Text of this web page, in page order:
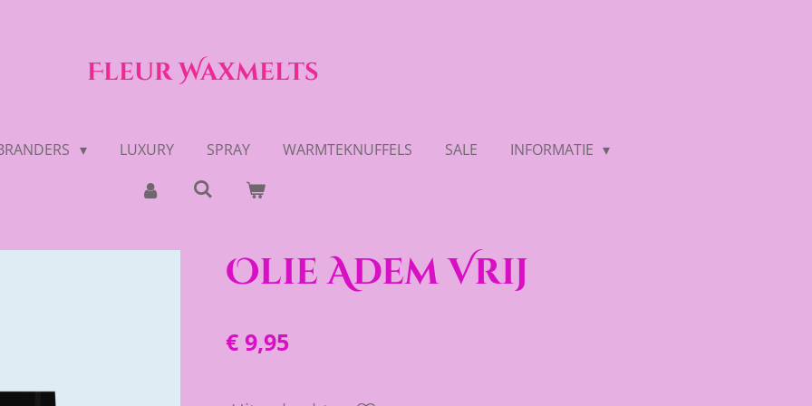
Fleur Waxmelts
LUXURY SPRAY WARMTEKNUFFELS SALE INFORMATIE
Olie Adem Vrij
€ 9,95